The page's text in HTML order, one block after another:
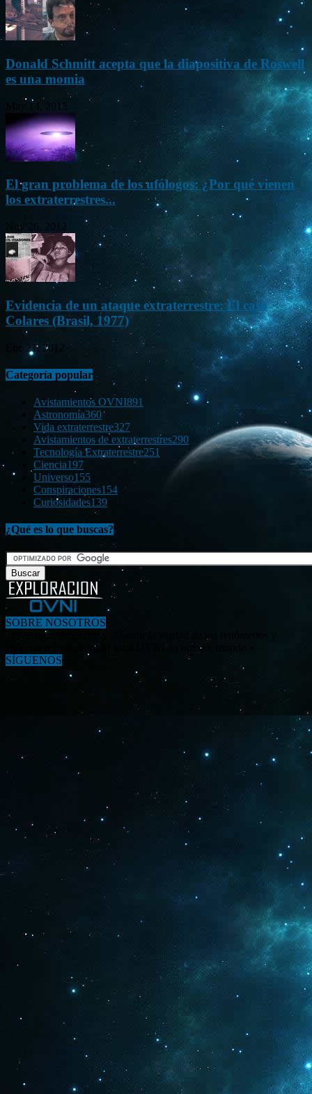
Donald Schmitt acepta que la diapositiva de Roswell
es una momia
May 14, 2015
El gran problema de los ufólogos: ¿Por qué vienen
los extraterrestres...
Nov 26, 2012
Evidencia de un ataque extraterrestre: El caso
Colares (Brasil, 1977)
Ene 21, 2012
Categoría popular
Avistamientos OVNI891
Astronomía360
Vida extraterrestre327
Avistamientos de extraterrestres290
Tecnología Extraterrestre251
Ciencia197
Universo155
Conspiraciones154
Curiosidades139
¿Qué es lo que buscas?
SOBRE NOSOTROS
«Investigar, descubrir y difundir la verdad de los fenómenos y
enigmas relacionados al tema OVNI en nuestro mundo.»
SÍGUENOS